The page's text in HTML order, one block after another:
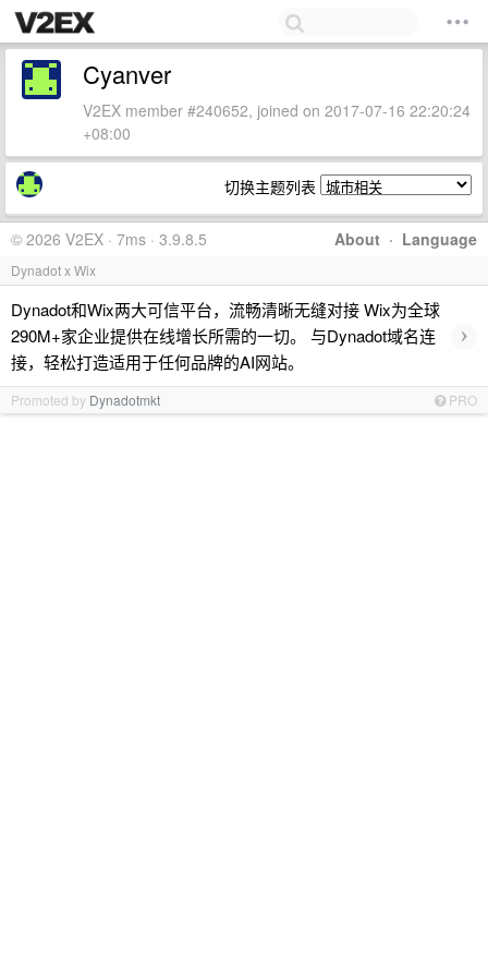
Cyanver
V2EX member #240652, joined on 2017-07-16 22:20:24
+08:00
切换主题列表
About · Language
© 2026 V2EX · 7ms · 3.9.8.5
Dynadot x Wix
Dynadot和Wix两大可信平台，流畅清晰无缝对接 Wix为全球
290M+家企业提供在线增长所需的一切。 与Dynadot域名连
接，轻松打造适用于任何品牌的AI网站。
›
Promoted by Dynadotmkt PRO